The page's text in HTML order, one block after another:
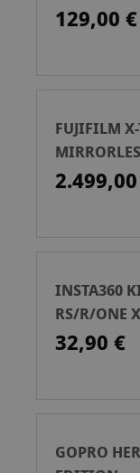
129,00 €
FUJIFILM
INSTA360
RS/R/ONE X
32,90 €
GOPRO